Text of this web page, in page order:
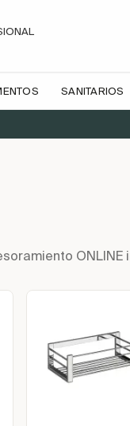
SANITARIOS
ONLINE